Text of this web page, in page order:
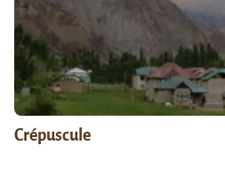
Crépuscule